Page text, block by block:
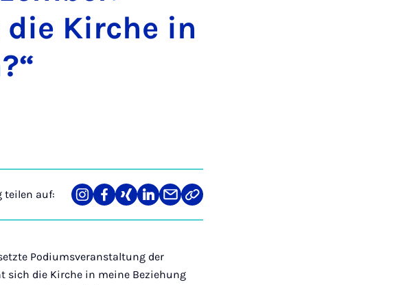
Kir­che in
teilen auf:
Teilen
auf
Teilen
auf
Teilen
auf
Teilen
auf
Teilen
über
Link
kopieren
Podiumsveranstaltung der
sich die Kirche in meine Beziehung